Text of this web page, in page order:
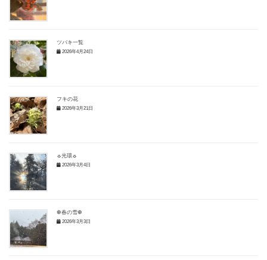
ツバキ一覧
2026年4月24日
フキの花
2026年3月21日
☼光環☼
2026年3月4日
❆春の雪❆
2026年3月3日